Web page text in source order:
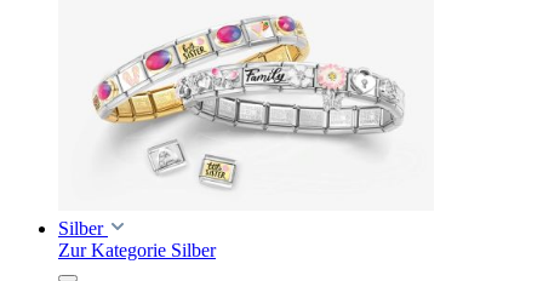
Silber
Zur Kategorie Silber